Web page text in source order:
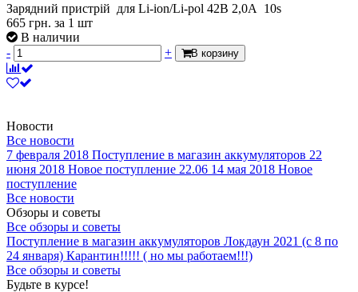
Зарядний пристрій для Li-ion/Li-pol 42В 2,0А 10s
665 грн. за 1 шт
В наличии
-
+ В корзину
Новости
Все новости
7 февраля 2018 Поступление в магазин аккумуляторов 22
июня 2018 Новое поступление 22.06 14 мая 2018 Новое
поступление
Все новости
Обзоры и советы
Все обзоры и советы
Поступление в магазин аккумуляторов Локдаун 2021 (с 8 по
24 января) Карантин!!!!! ( но мы работаем!!!)
Все обзоры и советы
Будьте в курсе!